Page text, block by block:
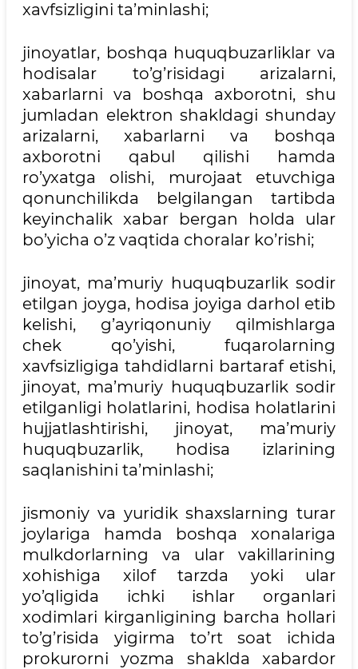
xavfsizligini ta’minlashi;
jinoyatlar, boshqa huquqbuzarliklar va
hodisalar to’g’risidagi arizalarni,
xabarlarni va boshqa axborotni, shu
jumladan elektron shakldagi shunday
arizalarni, xabarlarni va boshqa
axborotni qabul qilishi hamda
ro’yxatga olishi, murojaat etuvchiga
qonunchilikda belgilangan tartibda
keyinchalik xabar bergan holda ular
bo’yicha o’z vaqtida choralar ko’rishi;
jinoyat, ma’muriy huquqbuzarlik sodir
etilgan joyga, hodisa joyiga darhol etib
kelishi, g’ayriqonuniy qilmishlarga
chek qo’yishi, fuqarolarning
xavfsizligiga tahdidlarni bartaraf etishi,
jinoyat, ma’muriy huquqbuzarlik sodir
etilganligi holatlarini, hodisa holatlarini
hujjatlashtirishi, jinoyat, ma’muriy
huquqbuzarlik, hodisa izlarining
saqlanishini ta’minlashi;
jismoniy va yuridik shaxslarning turar
joylariga hamda boshqa xonalariga
mulkdorlarning va ular vakillarining
xohishiga xilof tarzda yoki ular
yo’qligida ichki ishlar organlari
xodimlari kirganligining barcha hollari
to’g’risida yigirma to’rt soat ichida
prokurorni yozma shaklda xabardor